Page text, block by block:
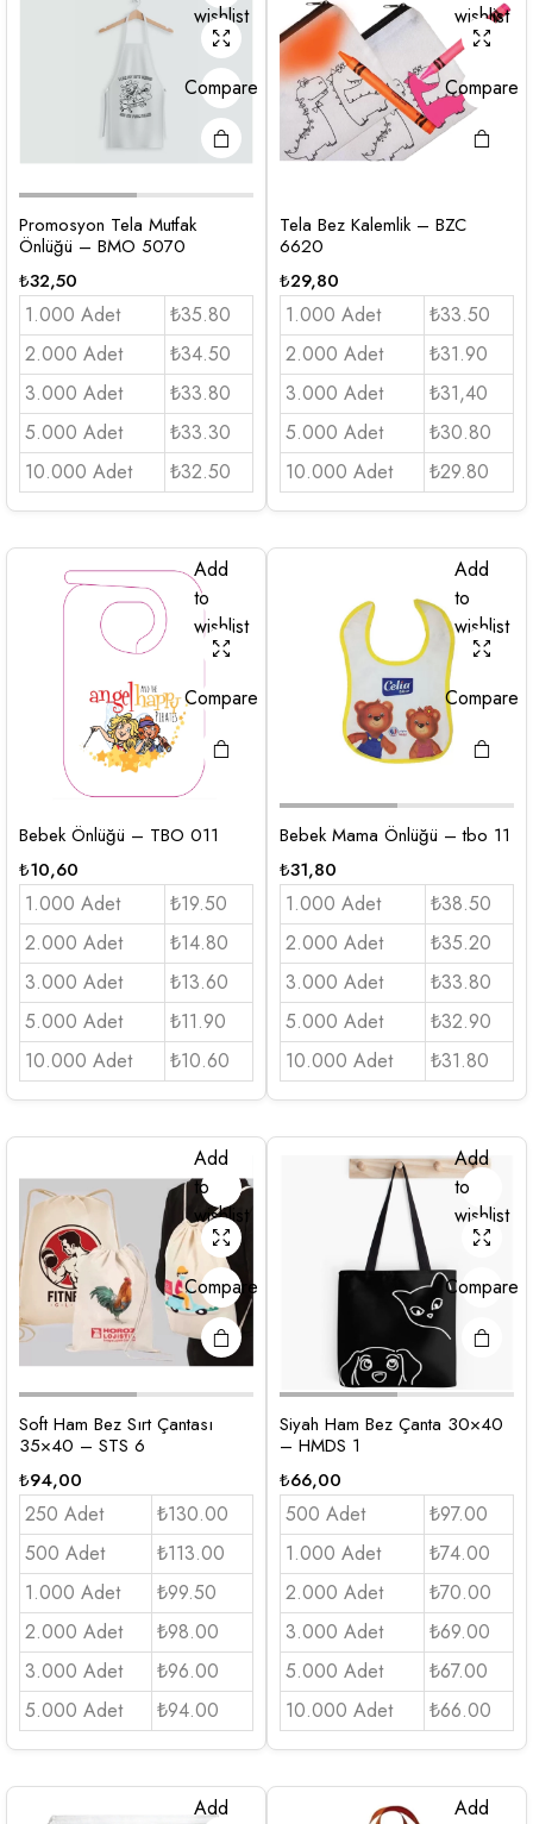
wishlist
Compare
Promosyon Tela Mutfak
Önlüğü – BMO 5070
₺32,50
1.000 Adet
₺35.80
2.000 Adet
₺34.50
3.000 Adet
₺33.80
5.000 Adet
₺33.30
10.000 Adet
₺32.50
wishlist
Compare
Tela Bez Kalemlik – BZC
6620
₺29,80
1.000 Adet
₺33.50
2.000 Adet
₺31.90
3.000 Adet
₺31,40
5.000 Adet
₺30.80
10.000 Adet
₺29.80
Add
to
wishlist
Compare
Bebek Önlüğü – TBO 011
₺10,60
1.000 Adet
₺19.50
2.000 Adet
₺14.80
3.000 Adet
₺13.60
5.000 Adet
₺11.90
10.000 Adet
₺10.60
Add
to
wishlist
Compare
Bebek Mama Önlüğü – tbo 11
₺31,80
1.000 Adet
₺38.50
2.000 Adet
₺35.20
3.000 Adet
₺33.80
5.000 Adet
₺32.90
10.000 Adet
₺31.80
Add
to
wishlist
Compare
Soft Ham Bez Sırt Çantası
35×40 – STS 6
₺94,00
250 Adet
₺130.00
500 Adet
₺113.00
1.000 Adet
₺99.50
2.000 Adet
₺98.00
3.000 Adet
₺96.00
5.000 Adet
₺94.00
Add
to
wishlist
Compare
Siyah Ham Bez Çanta 30×40
– HMDS 1
₺66,00
500 Adet
₺97.00
1.000 Adet
₺74.00
2.000 Adet
₺70.00
3.000 Adet
₺69.00
5.000 Adet
₺67.00
10.000 Adet
₺66.00
Add
Add